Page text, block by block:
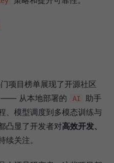
项目榜单展现了开源社区
—— 从本地部署的
AI
助手
、模型调度到多模态训练与
凸显了开发者对高效开发、
续关注。